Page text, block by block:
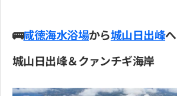
🚌咸徳海水浴場から城山日出峰へ
城山日出峰＆クァンチギ海岸